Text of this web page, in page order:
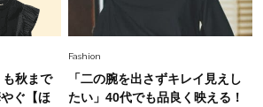
もこんなに華やぐ！40代、夏の「甘めト
×パンツ」コーデ〈3選〉
も秋まで
ぐ【ほ
Fashion
「二の腕を出さずキレイ見えし
たい」40代でも品良く映える！